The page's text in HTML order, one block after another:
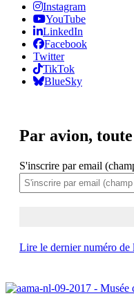
Instagram
YouTube
LinkedIn
Facebook
Twitter
TikTok
BlueSky
Par avion,
S'inscrire par email
Lire le dernier numéro de